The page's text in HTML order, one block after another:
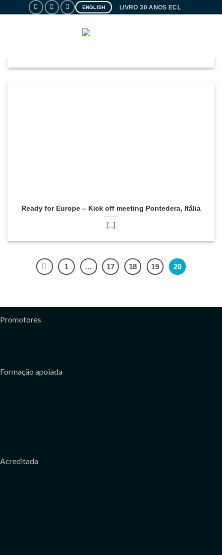
ENGLISH LIVRO 30 ANOS ECL
Ready for Europe – Kick off meeting Pontedera, Itália
[...]
1 … 17 18 19 20
Promotores
Formação apoiada
Acreditada